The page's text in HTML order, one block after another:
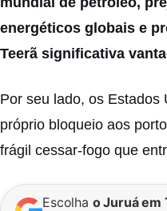
energéticos globais e
Teerã significativa
Por seu lado, os Estados
próprio bloqueio aos
frágil cessar-fogo que
Escolha o Juruá em